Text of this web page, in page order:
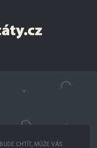
CHTÍT, MŮŽE VÁS